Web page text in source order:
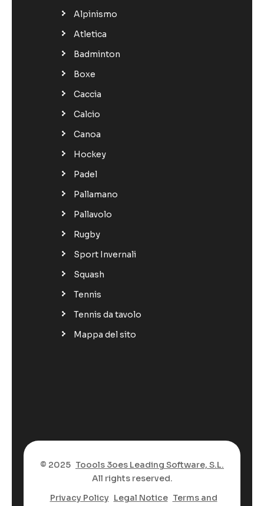
Alpinismo
Atletica
Badminton
Boxe
Caccia
Calcio
Canoa
Hockey
Padel
Pallamano
Pallavolo
Rugby
Sport Invernali
Squash
Tennis
Tennis da tavolo
Mappa del sito
© 2025 Toools 3oes Leading Software, S.L.
All rights reserved.
Privacy Policy Legal Notice Terms and